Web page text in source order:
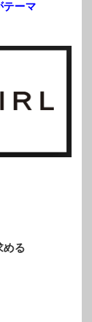
ーマ
める